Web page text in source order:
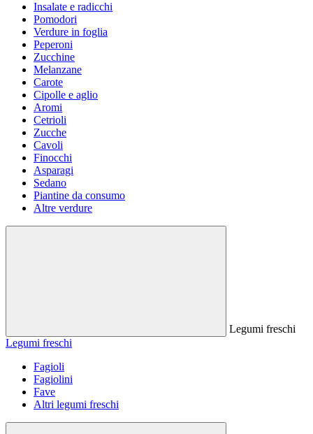
Insalate e radicchi
Pomodori
Verdure in foglia
Peperoni
Zucchine
Melanzane
Carote
Cipolle e aglio
Aromi
Cetrioli
Zucche
Cavoli
Finocchi
Asparagi
Sedano
Piantine da consumo
Altre verdure
Legumi freschi
Legumi freschi
Fagioli
Fagiolini
Fave
Altri legumi freschi